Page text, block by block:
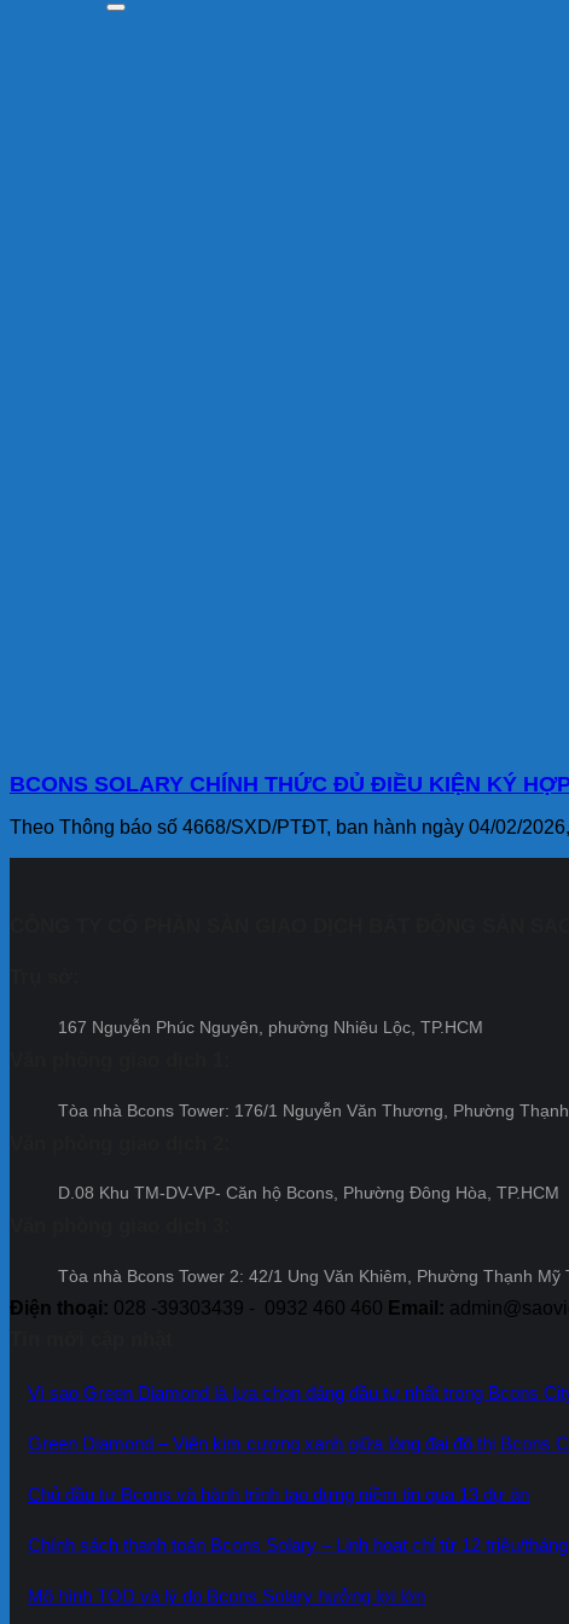
BCONS SOLARY CHÍNH THỨC ĐỦ ĐIỀU KIỆN KÝ
Theo Thông báo số 4668/SXD/PTĐT, ban hành ngày 04/02/
167 Nguyễn Phúc Nguyên, phường Nhiêu Lộc, TP.HCM
Tòa nhà Bcons Tower: 176/1 Nguyễn Văn Thương, Phường
D.08 Khu TM-DV-VP- Căn hộ Bcons, Phường Đông Hòa, TP.HCM
Tòa nhà Bcons Tower 2: 42/1 Ung Văn Khiêm, Phường Thạnh Mỹ
Điện thoại: 028 -39303439 - 0932 460 460 Email:
Vì sao Green Diamond là lựa chọn đáng đầu tư nhất trong Bcons
Green Diamond – Viên kim cương xanh giữa lòng đại đô thị Bcons
Chủ đầu tư Bcons và hành trình tạo dựng niềm tin qua 13 dự án
Chính sách thanh toán Bcons Solary – Linh hoạt chỉ từ 12 triệu/tháng
Mô hình TOD và lý do Bcons Solary hưởng lợi lớn